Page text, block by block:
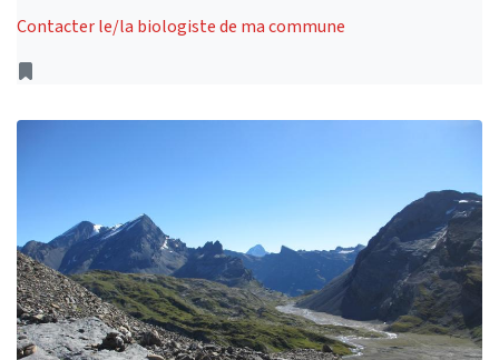
Contacter le/la biologiste de ma commune